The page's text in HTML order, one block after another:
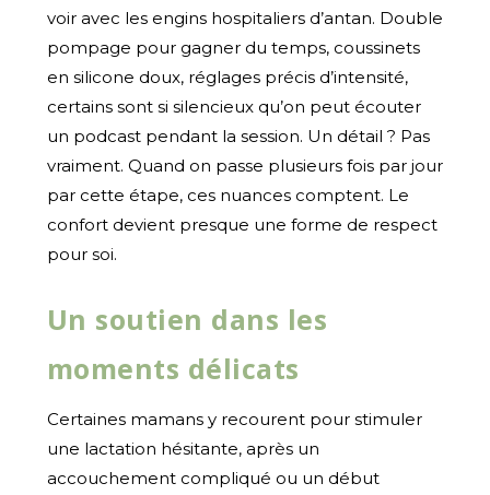
voir avec les engins hospitaliers d’antan. Double
pompage pour gagner du temps, coussinets
en silicone doux, réglages précis d’intensité,
certains sont si silencieux qu’on peut écouter
un podcast pendant la session. Un détail ? Pas
vraiment. Quand on passe plusieurs fois par jour
par cette étape, ces nuances comptent. Le
confort devient presque une forme de respect
pour soi.
Un soutien dans les
moments délicats
Certaines mamans y recourent pour stimuler
une lactation hésitante, après un
accouchement compliqué ou un début